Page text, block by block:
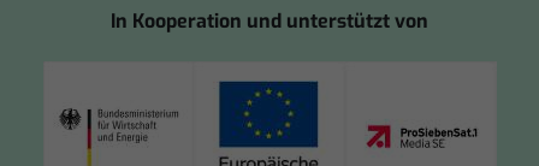
In Kooperation und unterstützt von